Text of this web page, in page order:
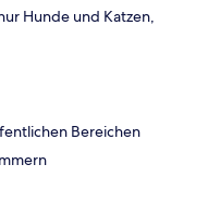
Hunde und Katzen,
Bereichen